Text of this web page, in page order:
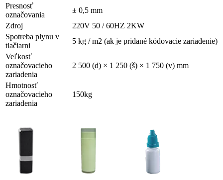
Presnosť
označovania
± 0,5 mm
Zdroj
220V 50 / 60HZ 2KW
Spotreba plynu v
tlačiarni
5 kg / m2 (ak je pridané kódovacie zariadenie)
Veľkosť
označovacieho
zariadenia
2 500 (d) × 1 250 (š) × 1 750 (v) mm
Hmotnosť
označovacieho
zariadenia
150kg